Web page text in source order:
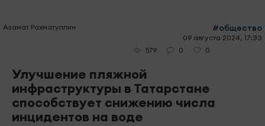
Азамат Рахматуллин #общество
09 августа 2024, 17:33
579
0 0
Улучшение пляжной
инфраструктуры в Татарстане
способствует снижению числа
инцидентов на воде